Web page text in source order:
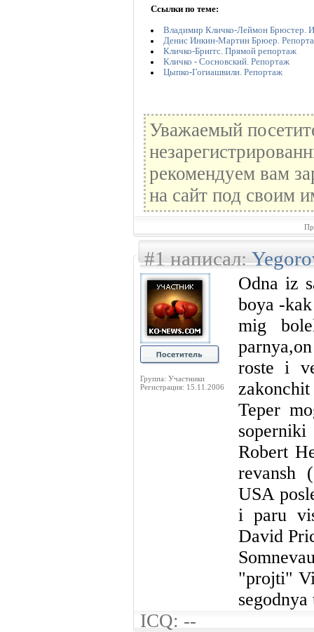
Ссылки по теме:
Владимир Кличко-Леймон Брюстер.
Денис Инкин-Мартин Брюер.
Кличко-Бриггс. Прямой репортаж
Кличко - Сосновский. Репортаж
Цыпко-Гогиашвили. Репортаж
Уважаемый
рекомендуем вам
на сайт под своим
#1 написал:
Группа: Участники
Регистрация: 15.11.2006
Odna iz
boya -
mig
roste i
Teper
Robert
revansh
USA
i paru
David
"projti"
ICQ: --